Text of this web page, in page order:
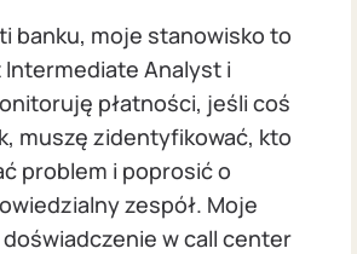
banku, moje stanowisko to
Analyst i
płatności, jeśli coś
muszę zidentyfikować, kto
problem i poprosić o
zespół. Moje
w call center